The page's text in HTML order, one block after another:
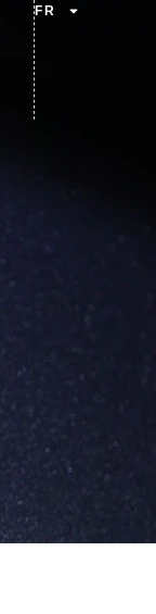
FR